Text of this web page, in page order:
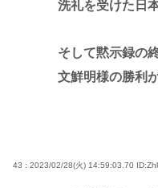
洗礼を受けた日
そして黙示録の
文鮮明様の勝利
43 : 2023/02/28(火) 14:59:03.70